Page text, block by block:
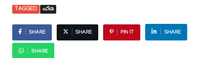
TAGGED ഹിമ
SHARE SHARE PIN IT SHARE
SHARE